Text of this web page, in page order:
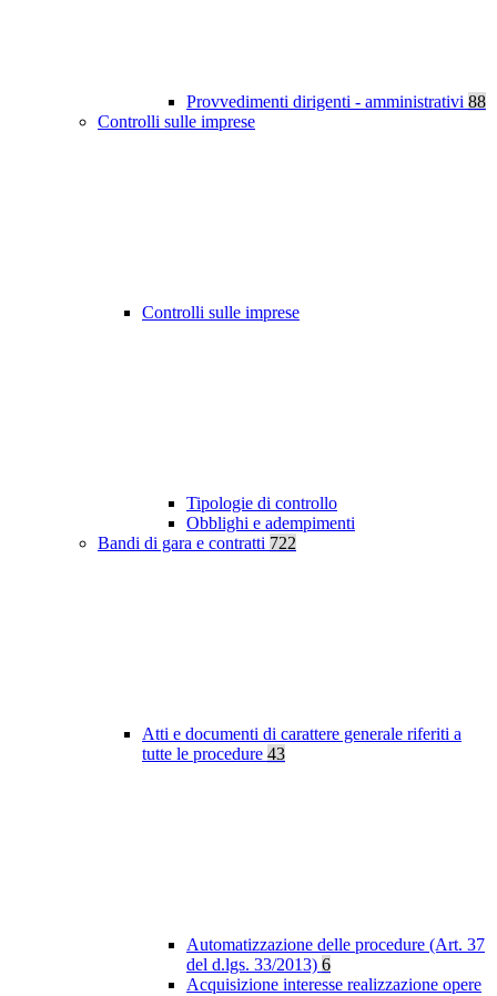
Provvedimenti dirigenti - amministrativi 88
Controlli sulle imprese
Controlli sulle imprese
Tipologie di controllo
Obblighi e adempimenti
Bandi di gara e contratti 722
Atti e documenti di carattere generale riferiti a
tutte le procedure 43
Automatizzazione delle procedure (Art. 37
del d.lgs. 33/2013) 6
Acquisizione interesse realizzazione opere